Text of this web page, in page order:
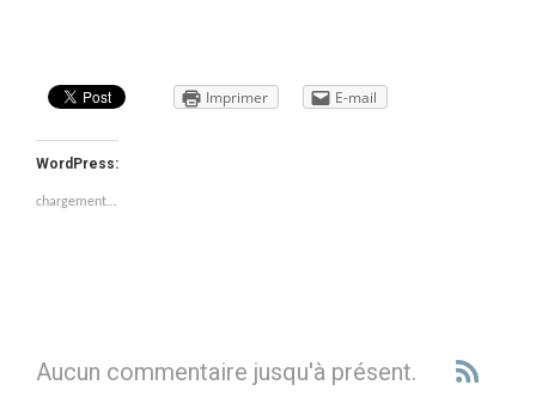
Imprimer E-mail
WordPress:
chargement…
Aucun commentaire jusqu'à présent.